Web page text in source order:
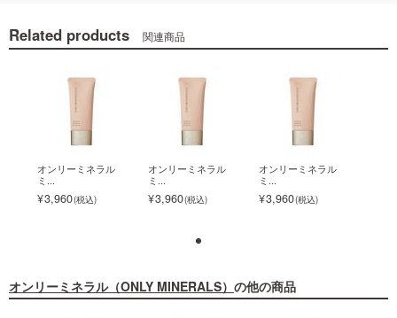
Related products 関連商品
オンリーミネラル
ミ...
3,960
オンリーミネラル
ミ...
3,960
オンリーミネラル
ミ...
3,960
オンリーミネラル（ONLY MINERALS） の他の商品